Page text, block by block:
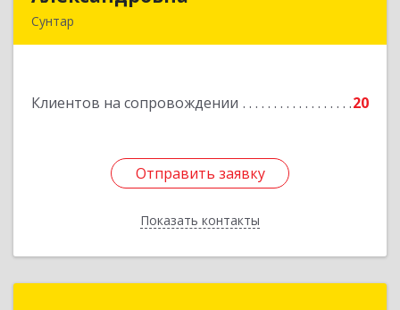
Сунтар
Клиентов на сопровождении 20
Отправить заявку
Показать контакты
Отправить заявку
Назад